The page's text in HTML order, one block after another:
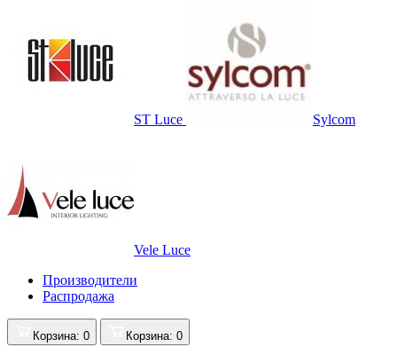
ST Luce Sylcom
Vele Luce
Производители
Распродажа
Корзина: 0 Корзина: 0